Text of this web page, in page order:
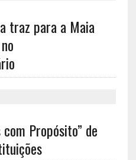
traz para a Maia
Propósito” de